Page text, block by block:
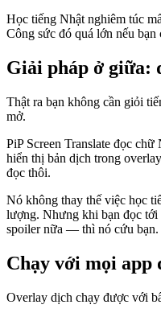
Học tiếng Nhật nghiêm túc
Công sức đó quá lớn nếu
Giải pháp ở giữa:
Thật ra bạn không cần giỏi
mở.
PiP Screen Translate đọc
hiển thị bản dịch trong
đọc thôi.
Nó không thay thế việc học
lượng. Nhưng khi bạn đọc
spoiler nữa — thì nó cứu bạn.
Chạy với mọi app
Overlay dịch chạy được với